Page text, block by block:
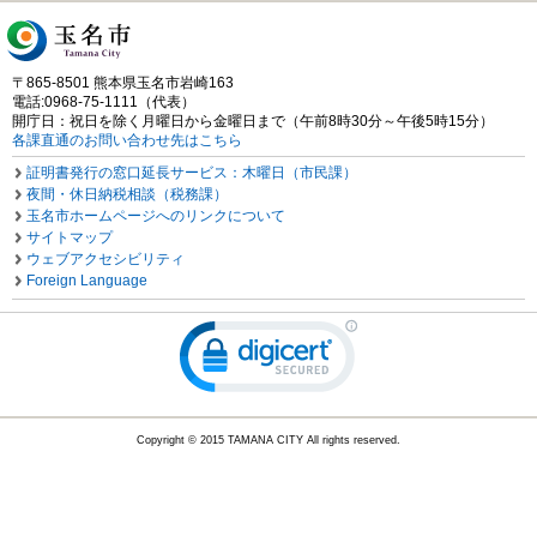
〒865-8501 熊本県玉名市岩崎163
電話:0968-75-1111（代表）
開庁日：祝日を除く月曜日から金曜日まで（午前8時30分～午後5時15分）
各課直通のお問い合わせ先はこちら
証明書発行の窓口延長サービス：木曜日（市民課）
夜間・休日納税相談（税務課）
玉名市ホームページへのリンクについて
サイトマップ
ウェブアクセシビリティ
Foreign Language
Copyright © 2015 TAMANA CITY All rights reserved.